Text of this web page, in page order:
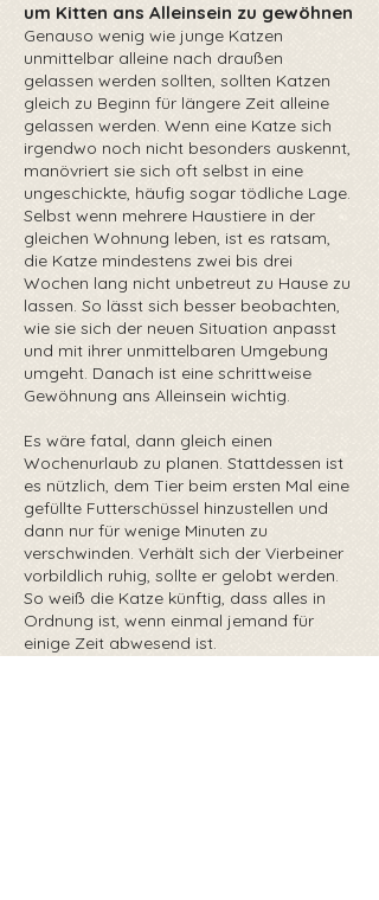
um Kitten ans Alleinsein zu gewöhnen
Genauso wenig wie junge Katzen
unmittelbar alleine nach draußen
gelassen werden sollten, sollten Katzen
gleich zu Beginn für längere Zeit alleine
gelassen werden. Wenn eine Katze sich
irgendwo noch nicht besonders auskennt,
manövriert sie sich oft selbst in eine
ungeschickte, häufig sogar tödliche Lage.
Selbst wenn mehrere Haustiere in der
gleichen Wohnung leben, ist es ratsam,
die Katze mindestens zwei bis drei
Wochen lang nicht unbetreut zu Hause zu
lassen. So lässt sich besser beobachten,
wie sie sich der neuen Situation anpasst
und mit ihrer unmittelbaren Umgebung
umgeht. Danach ist eine schrittweise
Gewöhnung ans Alleinsein wichtig.
Es wäre fatal, dann gleich einen
Wochenurlaub zu planen. Stattdessen ist
es nützlich, dem Tier beim ersten Mal eine
gefüllte Futterschüssel hinzustellen und
dann nur für wenige Minuten zu
verschwinden. Verhält sich der Vierbeiner
vorbildlich ruhig, sollte er gelobt werden.
So weiß die Katze künftig, dass alles in
Ordnung ist, wenn einmal jemand für
einige Zeit abwesend ist.